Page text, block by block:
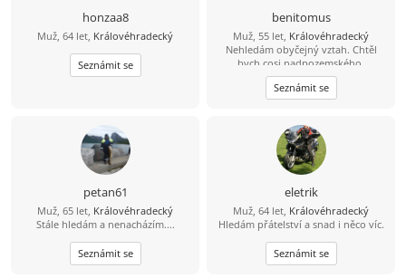
honzaa8
Muž, 64 let, Královéhradecký
Seznámit se
benitomus
Muž, 55 let, Královéhradecký
Nehledám obyčejný vztah. Chtěl
bych cosi nadpozemského,
výjimečného, ne šedivého a
zbytečného.
Seznámit se
petan61
Muž, 65 let, Královéhradecký
Stále hledám a nenacházím....
Seznámit se
eletrik
Muž, 64 let, Královéhradecký
Hledám přátelství a snad i něco víc.
Seznámit se